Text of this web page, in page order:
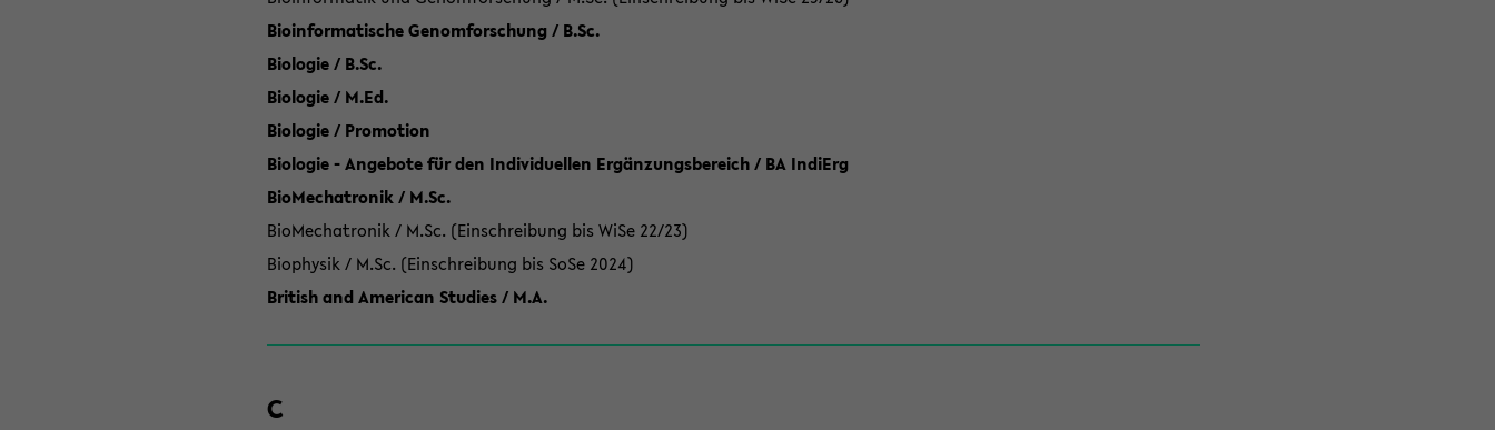
Bioinformatische Genomforschung / B.Sc.
Biologie / B.Sc.
Biologie / M.Ed.
Biologie / Promotion
Biologie - Angebote für den Individuellen Ergänzungsbereich / BA IndiErg
BioMechatronik / M.Sc.
BioMechatronik / M.Sc. (Einschreibung bis WiSe 22/23)
Biophysik / M.Sc. (Einschreibung bis SoSe 2024)
British and American Studies / M.A.
C